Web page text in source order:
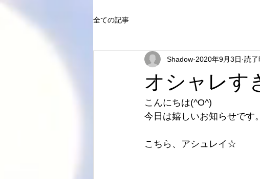
全ての記事
オシャレす
Shadow 2020年9月3日 読
こんにちは(^O^)
今日は嬉しいお知らせです
こちら、アシュレイ☆